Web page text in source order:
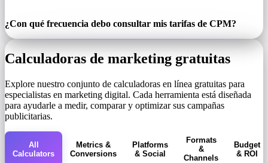
¿Con qué frecuencia debo consultar mis tarifas de CPM?
Calculadoras de marketing gratuitas
Explore nuestro conjunto de calculadoras en línea gratuitas para
especialistas en marketing digital. Cada herramienta está diseñada
para ayudarle a medir, comparar y optimizar sus campañas
publicitarias.
All
Calculators
Metrics &
Conversions
Platforms
& Social
Formats
&
Channels
Budget
& ROI